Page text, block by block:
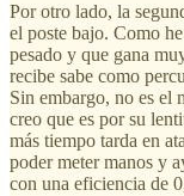
Por otro lado, la
el poste bajo. Como
pesado y que gana
recibe sabe como
Sin embargo, no es el
creo que es por su
más tiempo tarda en
poder meter manos y
con una eficiencia de